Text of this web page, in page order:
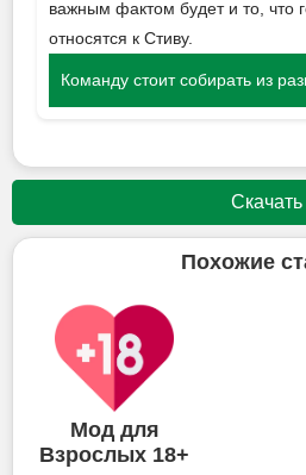
важным фактом будет и то, что
относятся к Стиву.
Команду стоит собирать из
Скачать
Похожие
Мод для
Взрослых 18+